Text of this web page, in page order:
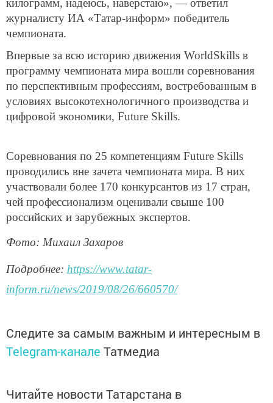
килограмм, надеюсь, наверстаю», — ответил
журналисту ИА «Татар-информ» победитель
чемпионата.
Впервые за всю историю движения WorldSkills в
программу чемпионата мира вошли соревнования
по перспективным профессиям, востребованным в
условиях высокотехнологичного производства и
цифровой экономики, Future Skills.
Соревнования по 25 компетенциям Future Skills
проводились вне зачета чемпионата мира. В них
участвовали более 170 конкурсантов из 17 стран,
чей профессионализм оценивали свыше 100
российских и зарубежных экспертов.
Фото: Михаил Захаров
Подробнее: https://www.tatar-
inform.ru/news/2019/08/26/660570/
Следите за самым важным и интересным в
Telegram-канале Татмедиа
Читайте новости Татарстана в